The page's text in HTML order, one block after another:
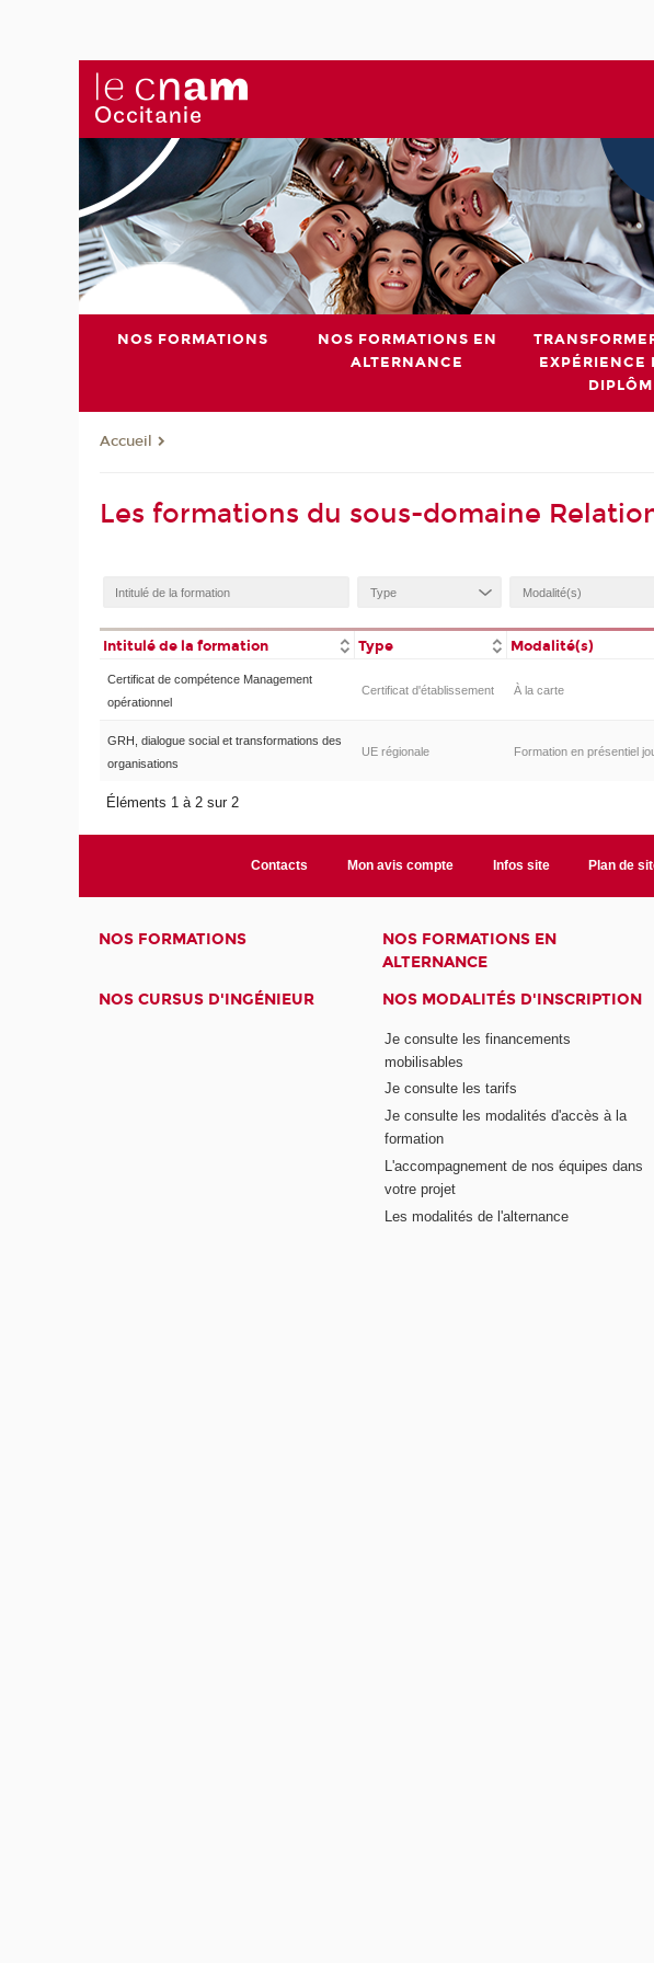
NOS FORMATIONS
NOS FORMATIONS EN
ALTERNANCE
EXPÉRIENCE
Accueil
Les formations du sous-domaine
Intitulé de la formation Type Modalité(s)
Certificat de compétence Management
opérationnel
Certificat d'établissement À la carte
GRH, dialogue social et transformations des
organisations
UE régionale Formation en présentiel
Éléments 1 à 2 sur 2
Contacts Mon avis compte Infos site Plan de
NOS FORMATIONS
NOS FORMATIONS EN
ALTERNANCE
NOS CURSUS D'INGÉNIEUR
NOS MODALITÉS D'INSCRIPTION
Je consulte les financements
mobilisables
Je consulte les tarifs
Je consulte les modalités d'accès à la
formation
L'accompagnement de nos équipes dans
votre projet
Les modalités de l'alternance